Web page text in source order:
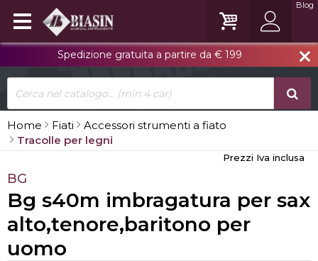
close
Spedizione gratuita a partire da € 199
Blog
Home Fiati
Accessori strumenti a fiato
Tracolle per legni
Prezzi Iva inclusa
BG
Bg s40m imbragatura per sax
alto,tenore,baritono per
uomo